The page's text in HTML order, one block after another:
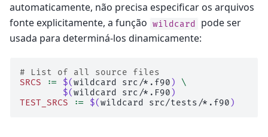
automaticamente, não precisa especificar os arquivos
fonte explicitamente, a função wildcard
pode ser
usada para determiná-los dinamicamente:
# List of all source files
SRCS
:= $(wildcard src/*.f90 )
\
$(wildcard src/*.F90 )
TEST_SRCS
:= $(wildcard src/tests/*.f90 )